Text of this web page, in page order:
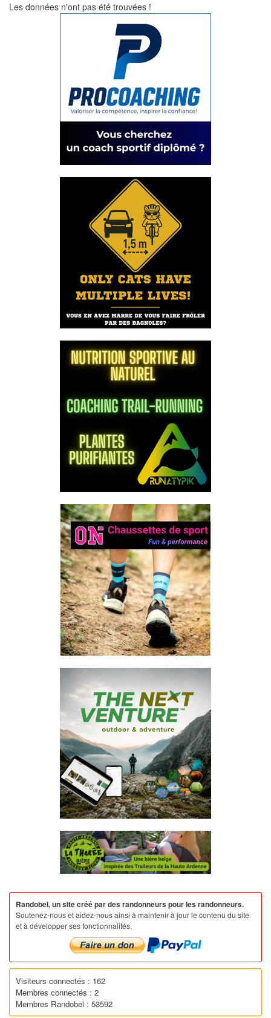
Les données n'ont pas été trouvées !
Randobel, un site créé par des randonneurs pour les randonneurs.
Soutenez-nous et aidez-nous ainsi à maintenir à jour le contenu du site
et à développer ses fonctionnalités.
Visiteurs connectés : 162
Membres connectés : 2
Membres Randobel : 53592